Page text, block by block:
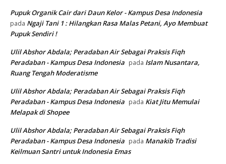
Pupuk Organik Cair dari Daun Kelor - Kampus Desa Indonesia
pada Ngaji Tani 1 : Hilangkan Rasa Malas Petani, Ayo Membuat
Pupuk Sendiri !
Ulil Abshor Abdala; Peradaban Air Sebagai Praksis Fiqh
Peradaban - Kampus Desa Indonesia pada Islam Nusantara,
Ruang Tengah Moderatisme
Ulil Abshor Abdala; Peradaban Air Sebagai Praksis Fiqh
Peradaban - Kampus Desa Indonesia pada Kiat Jitu Memulai
Melapak di Shopee
Ulil Abshor Abdala; Peradaban Air Sebagai Praksis Fiqh
Peradaban - Kampus Desa Indonesia pada Manakib Tradisi
Keilmuan Santri untuk Indonesia Emas